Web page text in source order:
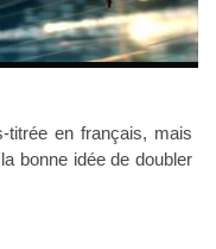
titrée en français, mais
bonne idée de doubler